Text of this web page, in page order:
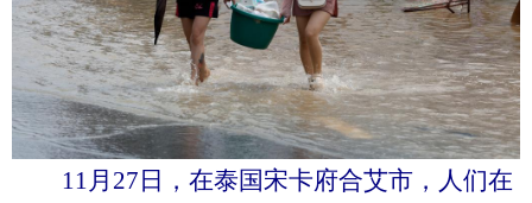
浙江 安徽 福建 江西
山东 河南 湖北 湖南
广东 广西 海南 重庆
四川 贵州 云南 西藏
11月27日，在泰国宋卡府合艾市，人们在